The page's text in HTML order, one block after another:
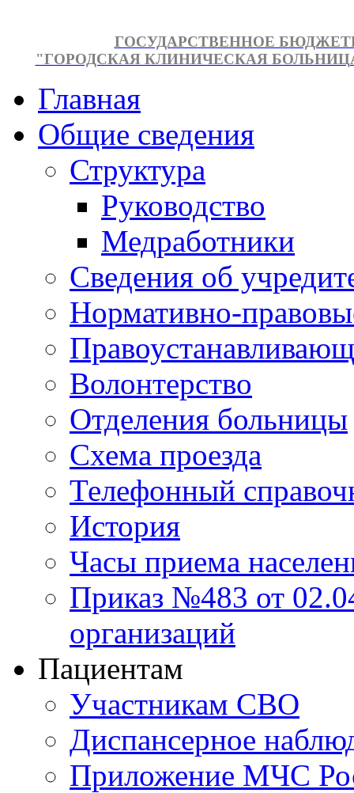
ГОСУДАРСТВЕННОЕ
"ГОРОДСКАЯ КЛИНИЧЕСКАЯ
Главная
Общие сведения
Структура
Руководство
Медработники
Сведения об
Нормативно-
Волонтерство
Отделения больницы
Схема проезда
Телефонный
История
Часы приема
Приказ №483 от
организаций
Пациентам
Участникам СВО
Диспансерное
Приложение МЧС